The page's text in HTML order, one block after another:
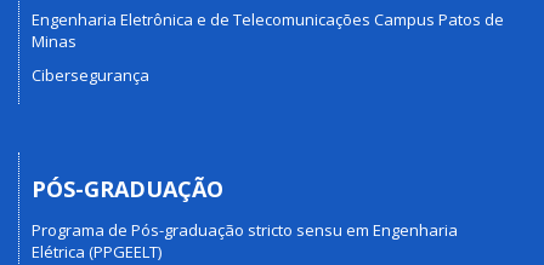
Engenharia Eletrônica e de Telecomunicações Campus Patos de
Minas
Cibersegurança
PÓS-GRADUAÇÃO
Programa de Pós-graduação stricto sensu em Engenharia
Elétrica (PPGEELT)